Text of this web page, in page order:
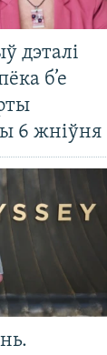
дэталі
б’е
6 жніўня